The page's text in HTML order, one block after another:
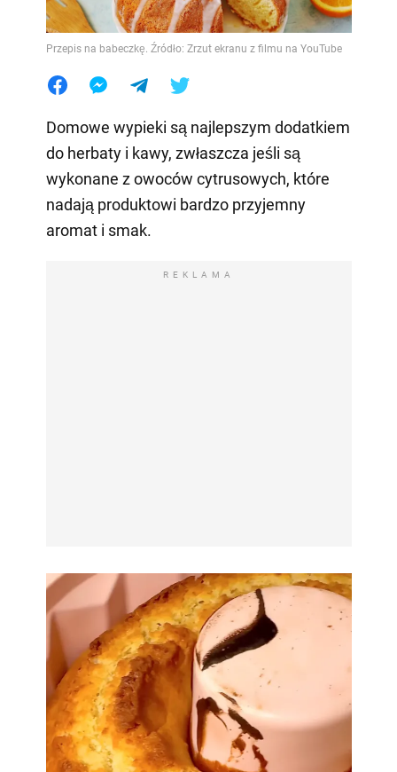
Przepis na babeczkę. Źródło: Zrzut ekranu z filmu na YouTube
Domowe wypieki są najlepszym dodatkiem
do herbaty i kawy, zwłaszcza jeśli są
wykonane z owoców cytrusowych, które
nadają produktowi bardzo przyjemny
aromat i smak.
REKLAMA